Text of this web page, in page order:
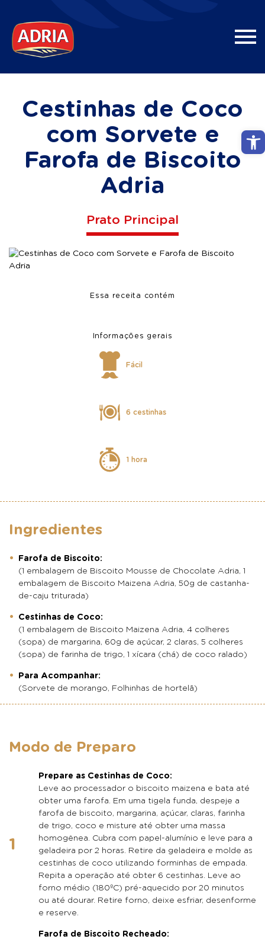
Cestinhas de Coco
com Sorvete e
Farofa de Biscoito
Adria
Prato Principal
Essa receita contém
Informações gerais
Fácil
6 cestinhas
1 hora
Ingredientes
Farofa de Biscoito:
(1 embalagem de Biscoito Mousse de Chocolate Adria, 1
embalagem de Biscoito Maizena Adria, 50g de castanha-
de-caju triturada)
Cestinhas de Coco:
(1 embalagem de Biscoito Maizena Adria, 4 colheres
(sopa) de margarina, 60g de açúcar, 2 claras, 5 colheres
(sopa) de farinha de trigo, 1 xícara (chá) de coco ralado)
Para Acompanhar:
(Sorvete de morango, Folhinhas de hortelã)
Modo de Preparo
Prepare as Cestinhas de Coco:
Leve ao processador o biscoito maizena e bata até
obter uma farofa. Em uma tigela funda, despeje a
farofa de biscoito, margarina, açúcar, claras, farinha
de trigo, coco e misture até obter uma massa
homogênea. Cubra com papel-alumínio e leve para a
geladeira por 2 horas. Retire da geladeira e molde as
cestinhas de coco utilizando forminhas de empada.
Repita a operação até obter 6 cestinhas. Leve ao
forno médio (180ºC) pré-aquecido por 20 minutos
ou até dourar. Retire forno, deixe esfriar, desenforme
e reserve.
Farofa de Biscoito Recheado: